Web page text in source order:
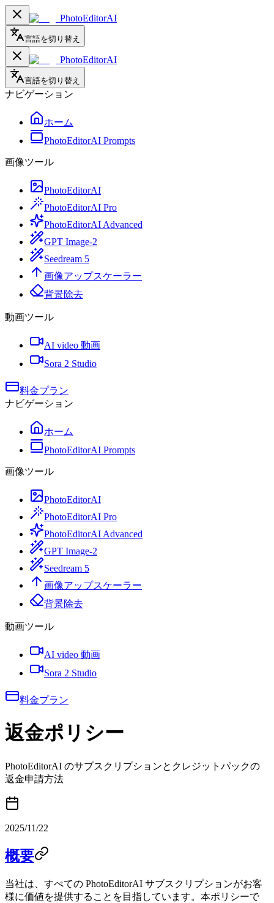
PhotoEditorAI
言語を切り替え
PhotoEditorAI
言語を切り替え
ナビゲーション
ホーム
PhotoEditorAI Prompts
画像ツール
PhotoEditorAI
PhotoEditorAI Pro
PhotoEditorAI Advanced
GPT Image-2
Seedream 5
画像アップスケーラー
背景除去
動画ツール
AI video 動画
Sora 2 Studio
料金プラン
ナビゲーション
ホーム
PhotoEditorAI Prompts
画像ツール
PhotoEditorAI
PhotoEditorAI Pro
PhotoEditorAI Advanced
GPT Image-2
Seedream 5
画像アップスケーラー
背景除去
動画ツール
AI video 動画
Sora 2 Studio
料金プラン
返金ポリシー
PhotoEditorAI のサブスクリプションとクレジットパックの
返金申請方法
2025/11/22
概要
当社は、すべての PhotoEditorAI サブスクリプションがお客
様に価値を提供することを目指しています。本ポリシーで